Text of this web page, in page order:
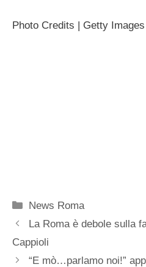
Photo Credits | Getty Images
Categorie
News Roma
La Roma è debole sulla
Cappioli
“E mò…parlamo noi!”